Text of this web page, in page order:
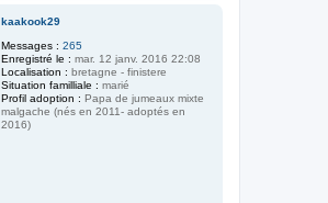
kaakook29
Messages : 265
Enregistré le : mar. 12 janv. 2016 22:08
Localisation : bretagne - finistere
Situation familliale : marié
Profil adoption : Papa de jumeaux mixte
malgache (nés en 2011- adoptés en
2016)